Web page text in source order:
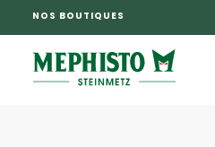
PASSER
AU
NOS BOUTIQUES